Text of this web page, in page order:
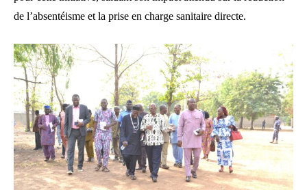
de l’absentéisme et la prise en charge sanitaire directe.